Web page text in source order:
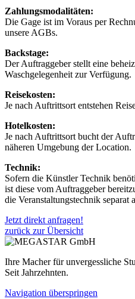
Zahlungsmodalitäten:
Die Gage ist im Voraus per
unsere AGBs.
Backstage:
Der Auftraggeber stellt eine
Waschgelegenheit zur Verfügung.
Reisekosten:
Je nach Auftrittsort entstehen
Hotelkosten:
Je nach Auftrittsort bucht der
näheren Umgebung der Location.
Technik:
Sofern die Künstler Technik
ist diese vom Auftraggeber
die Veranstaltungstechnik separat
Jetzt direkt anfragen!
zurück zur Übersicht
Ihre Macher für unvergessliche
Seit Jahrzehnten.
Navigation überspringen